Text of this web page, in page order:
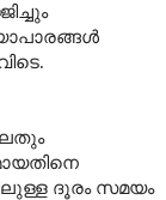
ദൂരം സമയം